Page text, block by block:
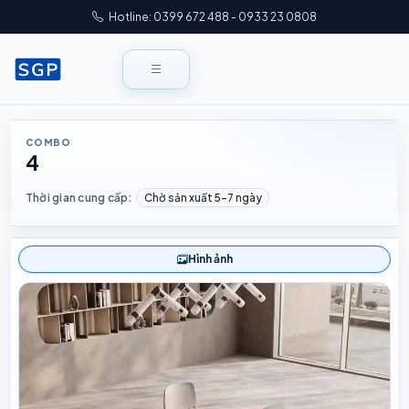
Hotline: 0399 672 488 - 0933 23 0808
COMBO
4
Thời gian cung cấp: Chờ sản xuất 5–7 ngày
Hình ảnh